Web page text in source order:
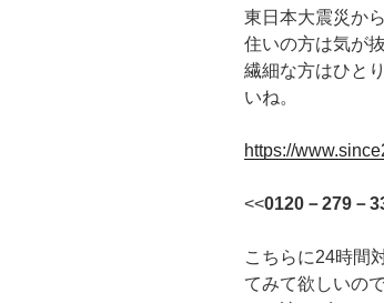
東日本大震災か
住いの方は気が
繊細な方はひと
いね。
https://
<<0120－279－
こちらに24時間
てみて欲しいの